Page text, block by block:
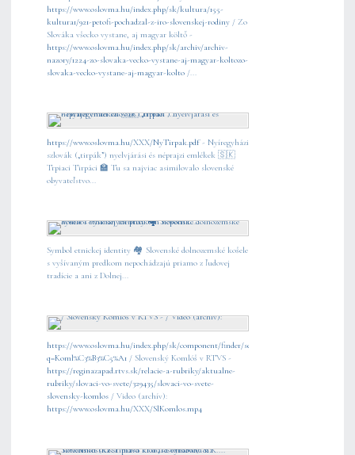
https://www.oslovma.hu/index.php/sk/kultura/155-
kultura1/921-petofi-pochadzal-z-iro-slovenskej-rodiny / Zo
Slováka všecko vystane, aj magyar költő -
https://www.oslovma.hu/index.php/sk/archiv/archiv-
nazory/1224-zo-slovaka-vecko-vystane-aj-magyar-koltozo-
slovaka-vecko-vystane-aj-magyar-kolto /...
https://www.oslovma.hu/XXX/NyTirpak.pdf- Nyíregyházi
szlovák („tirpák”) nyelvjárási és néprajzi emlékek 🇸🇰
Trpiaci Tirpáci 🏫 Tu sa najviac asimilovalo slovenské
obyvateľstvo...
Symbol etnickej identity 🏘️ Slovenské dolnozemské košele
s vyšívaným predkom nepochádzajú priamo z ľudovej
tradície a ani z Dolnej...
https://www.oslovma.hu/index.php/sk/component/finder/search?
q=Koml%C3%B3%C5%A1 / Slovenský Komlóš v RTVS -
https://reginazapad.rtvs.sk/relacie-a-rubriky/aktualne-
rubriky/slovaci-vo-svete/329435/slovaci-vo-svete-
slovensky-komlos / Video (archív):
https://www.oslovma.hu/XXX/SlKomlos.mp4